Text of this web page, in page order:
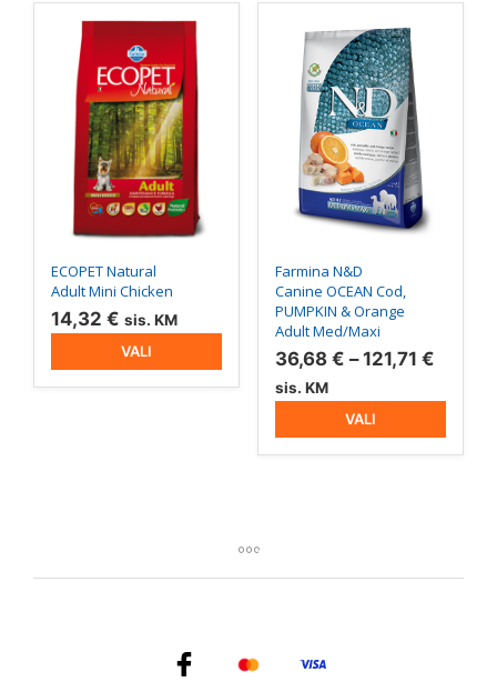
ECOPET Natural
Adult Mini Chicken
14,32 € sis. KM
VALI
Sellel
tootel
mitu
varianti.
Valikuid
saab
tootelehel.
Farmina N&D
Canine OCEAN Cod,
PUMPKIN & Orange
Adult Med/Maxi
36,68 € – 121,71 €
121,71
sis. KM
VALI
Sellel
tootel
varianti.
Valikuid
saab
teha
tootelehel.